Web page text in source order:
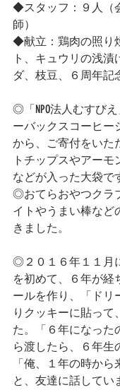
◆スタッフ：９人（
師）
◆献立：鶏肉の照り
ト、キュウリの浅漬
ダ、枝豆、６周年記
◎「NPO法人むすび
ーバックスコーヒー
から、ご寄付をいた
トチップスやアー
などが入った大袋で
◎おてらおやつクラ
イトやうまい棒など
きました。
◎２０１６年１１月
を初めて、６年が経
ールを作り、「ドリ
りクッキーに貼って
た。「６年になった
ら渡したら、６年生
「俺、１年の時から
と、友達に話してい